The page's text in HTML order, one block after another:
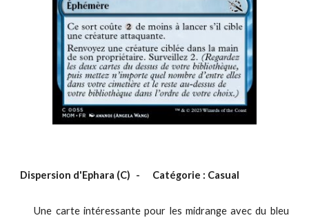
Dispersion d'Ephara (C) - Catégorie : Casual
Une carte intéressante pour les midrange avec du bleu